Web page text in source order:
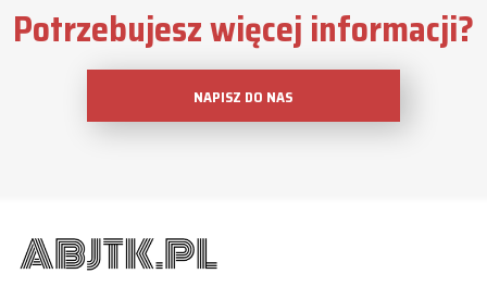
Potrzebujesz więcej informacji?
NAPISZ DO NAS